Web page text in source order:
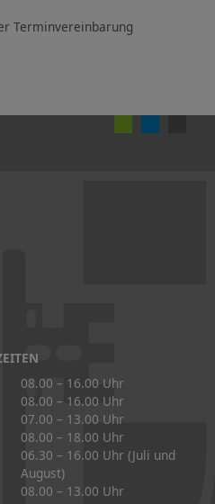
Terminvereinbarung
08.00 – 16.00 Uhr
08.00 – 16.00 Uhr
07.00 – 13.00 Uhr
08.00 – 18.00 Uhr
06.30 – 16.00 Uhr (Juli und
August)
08.00 – 13.00 Uhr